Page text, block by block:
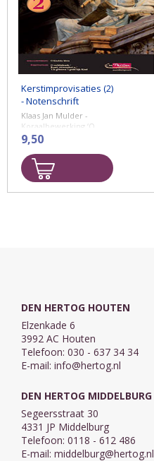
Kerstimprovisaties (2)
- Notenschrift
Klaas Jan Mulder -
Koraalbewerking ‘O
Kindeke klein’
Kerstfantasie: O
verblijdende (O hoe
heerlijk) / Komt,
9,50
DEN HERTOG HOUTEN
Elzenkade 6
3992 AC Houten
Telefoon: 030 - 637 34 34
E-mail: info@hertog.nl
DEN HERTOG MIDDELBURG
Segeersstraat 30
4331 JP Middelburg
Telefoon: 0118 - 612 486
E-mail: middelburg@hertog.nl